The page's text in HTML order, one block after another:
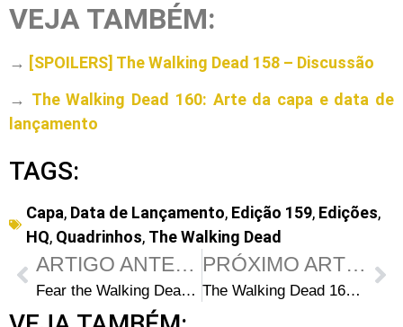
VEJA TAMBÉM:
→ [SPOILERS] The Walking Dead 158 – Discussão
→ The Walking Dead 160: Arte da capa e data de
lançamento
TAGS:
Capa, Data de Lançamento, Edição 159, Edições,
HQ, Quadrinhos, The Walking Dead
ARTIGO ANTERIOR
Fear the Walking Dead 2ª Temporada Episódio 12 – Pillar of Salt
PRÓXIMO ARTIGO
The Walking Dead 160: Arte da capa e data de lançamento